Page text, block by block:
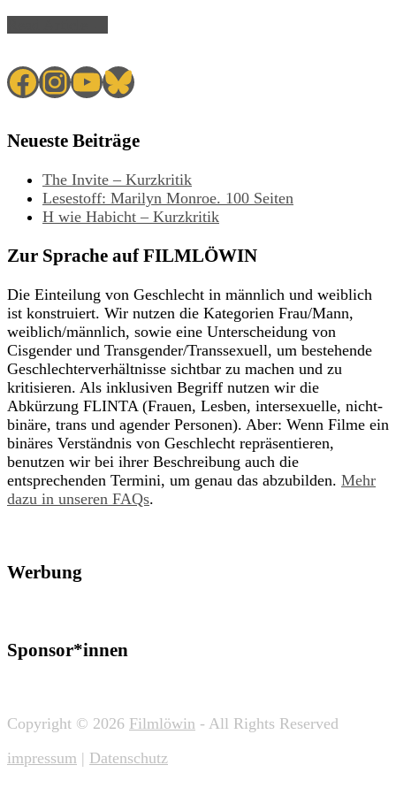
Facebook
Instagram
YouTube
Bluesky
Neueste Beiträge
The Invite – Kurzkritik
Lesestoff: Marilyn Monroe. 100 Seiten
H wie Habicht – Kurzkritik
Zur Sprache auf FILMLÖWIN
Die Einteilung von Geschlecht in männlich und weiblich
ist konstruiert. Wir nutzen die Kategorien Frau/Mann,
weiblich/männlich, sowie eine Unterscheidung von
Cisgender und Transgender/Transsexuell, um bestehende
Geschlechterverhältnisse sichtbar zu machen und zu
kritisieren. Als inklusiven Begriff nutzen wir die
Abkürzung FLINTA (Frauen, Lesben, intersexuelle, nicht-
binäre, trans und agender Personen). Aber: Wenn Filme ein
binäres Verständnis von Geschlecht repräsentieren,
benutzen wir bei ihrer Beschreibung auch die
entsprechenden Termini, um genau das abzubilden. Mehr
dazu in unseren FAQs.
Werbung
Sponsor*innen
Copyright © 2026 Filmlöwin - All Rights Reserved
impressum | Datenschutz